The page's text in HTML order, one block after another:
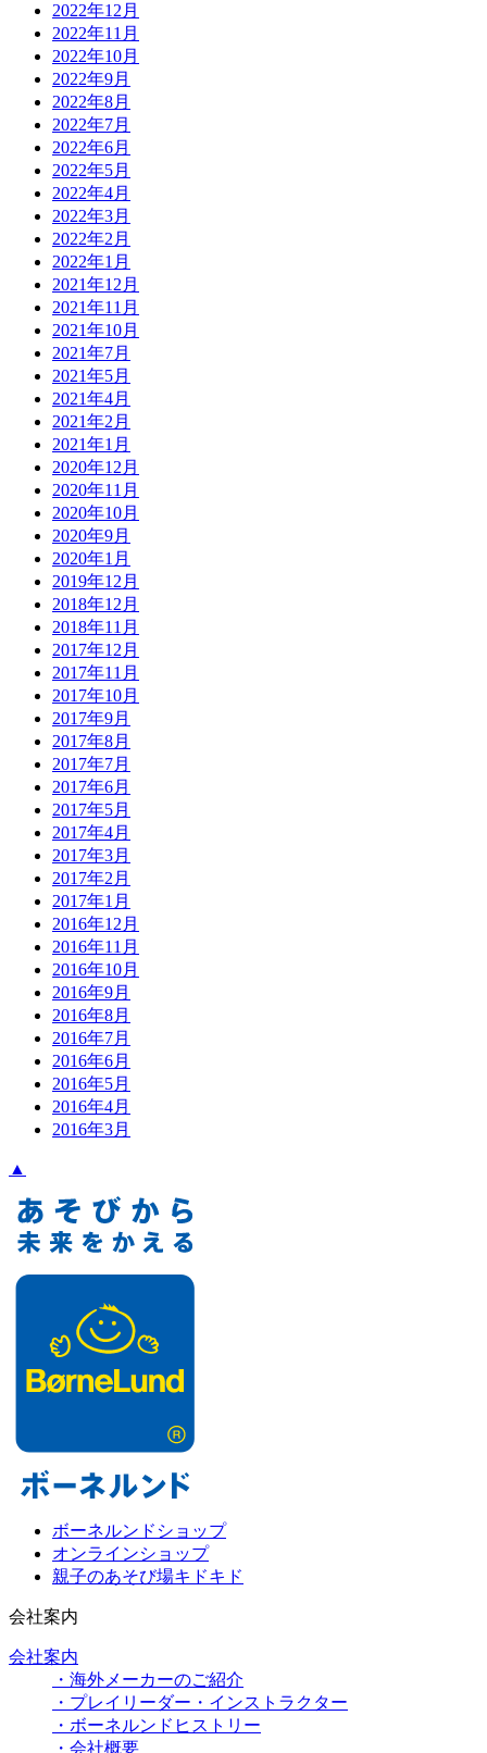
2022年12月
2022年11月
2022年10月
2022年9月
2022年8月
2022年7月
2022年6月
2022年5月
2022年4月
2022年3月
2022年2月
2022年1月
2021年12月
2021年11月
2021年10月
2021年7月
2021年5月
2021年4月
2021年2月
2021年1月
2020年12月
2020年11月
2020年10月
2020年9月
2020年1月
2019年12月
2018年12月
2018年11月
2017年12月
2017年11月
2017年10月
2017年9月
2017年8月
2017年7月
2017年6月
2017年5月
2017年4月
2017年3月
2017年2月
2017年1月
2016年12月
2016年11月
2016年10月
2016年9月
2016年8月
2016年7月
2016年6月
2016年5月
2016年4月
2016年3月
▲
ボーネルンドショップ
オンラインショップ
親子のあそび場キドキド
会社案内
会社案内
・海外メーカーのご紹介
・プレイリーダー・インストラクター
・ボーネルンドヒストリー
・会社概要